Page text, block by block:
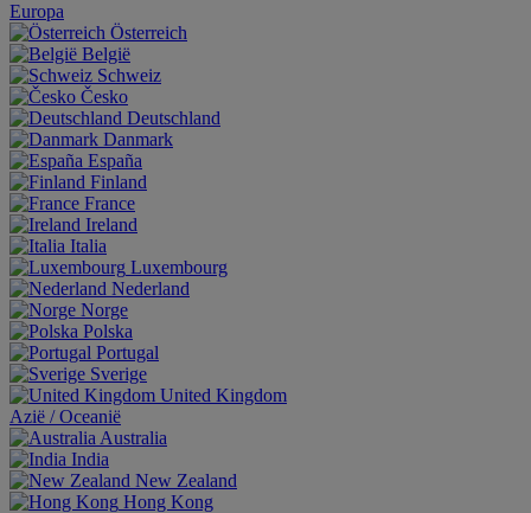
Europa
Österreich
België
Schweiz
Česko
Deutschland
Danmark
España
Finland
France
Ireland
Italia
Luxembourg
Nederland
Norge
Polska
Portugal
Sverige
United Kingdom
Aziё / Oceaniё
Australia
India
New Zealand
Hong Kong